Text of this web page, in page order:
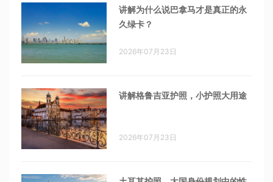
讲解为什么说巴拿马才是真正的永
久绿卡？
2026年07月23日
讲解格鲁吉亚护照，小护照大用途
2026年07月23日